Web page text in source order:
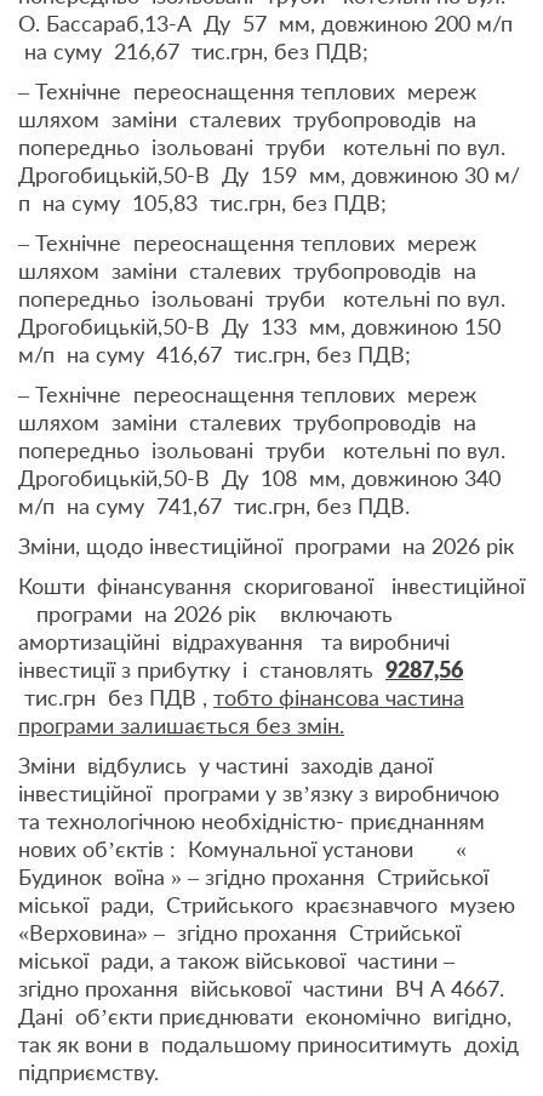
О. Бассараб,13-А Ду 57 мм, довжиною 200 м/п
на суму 216,67 тис.грн, без ПДВ;
– Технічне переоснащення теплових мереж
шляхом заміни сталевих трубопроводів на
попередньо ізольовані труби котельні по вул.
Дрогобицькій,50-В Ду 159 мм, довжиною 30 м/
п на суму 105,83 тис.грн, без ПДВ;
– Технічне переоснащення теплових мереж
шляхом заміни сталевих трубопроводів на
попередньо ізольовані труби котельні по вул.
Дрогобицькій,50-В Ду 133 мм, довжиною 150
м/п на суму 416,67 тис.грн, без ПДВ;
– Технічне переоснащення теплових мереж
шляхом заміни сталевих трубопроводів на
попередньо ізольовані труби котельні по вул.
Дрогобицькій,50-В Ду 108 мм, довжиною 340
м/п на суму 741,67 тис.грн, без ПДВ.
Зміни, щодо інвестиційної програми на 2026 рік
Кошти фінансування скоригованої інвестиційної
програми на 2026 рік включають
амортизаційні відрахування та виробничі
інвестиції з прибутку і становлять 9287,56
тис.грн без ПДВ , тобто фінансова частина
програми залишається без змін.
Зміни відбулись у частині заходів даної
інвестиційної програми у зв’язку з виробничою
та технологічною необхідністю- приєднанням
нових об’єктів : Комунальної установи «
Будинок воїна » – згідно прохання Стрийської
міської ради, Стрийського краєзнавчого музею
«Верховина» – згідно прохання Стрийської
міської ради, а також військової частини –
згідно прохання військової частини ВЧ А 4667.
Дані об’єкти приєднювати економічно вигідно,
так як вони в подальшому приноситимуть дохід
підприємству.